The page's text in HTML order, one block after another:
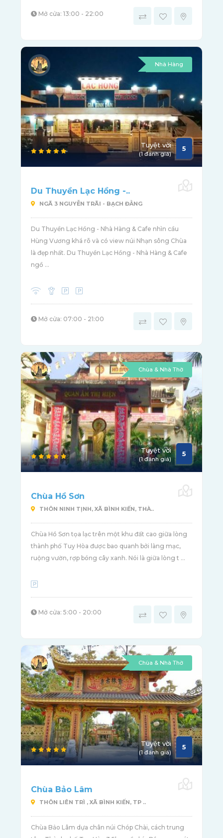
Mở cửa: 13:00 - 22:00
Nhà Hàng
Tuyệt vời
(1 đánh giá)
5
Du Thuyền Lạc Hồng -..
NGÃ 3 NGUYỄN TRÃI - BẠCH ĐẰNG
Du Thuyền Lạc Hồng - Nhà Hàng & Cafe nhìn cầu
Hùng Vương khá rõ và có view núi Nhạn sông Chùa
là đẹp nhất. Du Thuyền Lạc Hồng - Nhà Hàng & Cafe
ngồ ...
Mở cửa: 07:00 - 21:00
Chùa & Nhà Thờ
Tuyệt vời
(1 đánh giá)
5
Chùa Hồ Sơn
THÔN NINH TỊNH, XÃ BÌNH KIẾN, THÀ..
Chùa Hồ Sơn tọa lạc trên một khu đất cao giữa lòng
thành phố Tuy Hòa được bao quanh bởi làng mạc,
ruộng vườn, rợp bóng cây xanh. Nói là giữa lòng t ...
Mở cửa: 5:00 - 20:00
Chùa & Nhà Thờ
Tuyệt vời
(1 đánh giá)
5
Chùa Bảo Lâm
THÔN LIÊN TRÌ , XÃ BÌNH KIẾN, TP ..
Chùa Bảo Lâm dựa chân núi Chóp Chài, cách trung